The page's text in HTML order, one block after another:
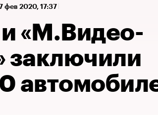
Экономика
фев 2020, 17:37
и «М.Видео-
заключили